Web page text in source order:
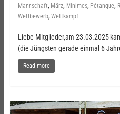
Mannschaft, März, Minimes, Pétanque,
Wettbewerb, Wettkampf
Liebe Mitglieder,am 23.03.2025
(die Jüngsten gerade einmal 6
Read more